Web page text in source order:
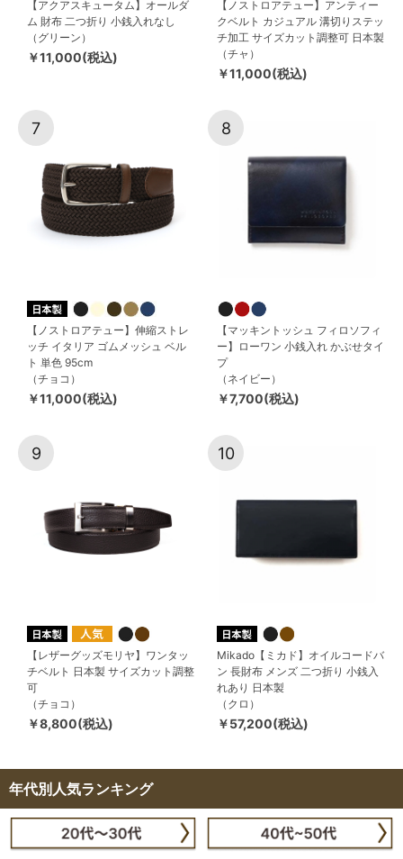
【アクアスキュータム】オールダ
ム 財布 二つ折り 小銭入れなし
（グリーン）
￥11,000(税込)
【ノストロアテュー】アンティー
クベルト カジュアル 溝切りステッ
チ加工 サイズカット調整可 日本製
（チャ）
￥11,000(税込)
7
【ノストロアテュー】伸縮ストレ
ッチ イタリア ゴムメッシュ ベル
ト 単色 95cm
（チョコ）
￥11,000(税込)
8
【マッキントッシュ フィロソフィ
ー】ローワン 小銭入れ かぶせタイ
プ
（ネイビー）
￥7,700(税込)
9
【レザーグッズモリヤ】ワンタッ
チベルト 日本製 サイズカット調整
可
（チョコ）
￥8,800(税込)
10
Mikado【ミカド】オイルコードバ
ン 長財布 メンズ 二つ折り 小銭入
れあり 日本製
（クロ）
￥57,200(税込)
年代別人気ランキング